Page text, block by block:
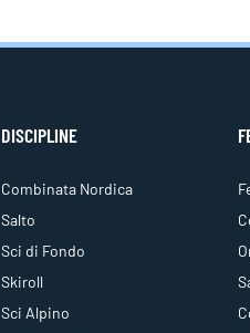
DISCIPLINE
Combinata Nordica
Salto
Sci di Fondo
Skiroll
Sci Alpino